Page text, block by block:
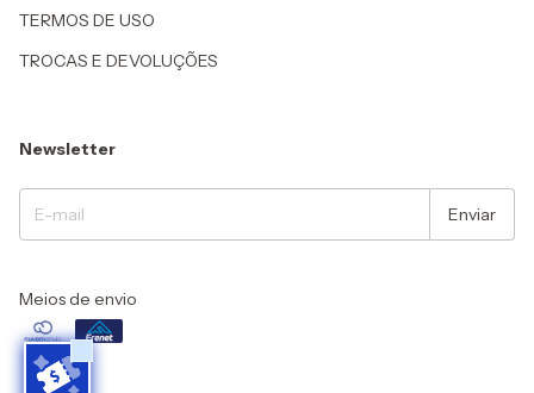
TERMOS DE USO
TROCAS E DEVOLUÇÕES
Newsletter
Meios de envio